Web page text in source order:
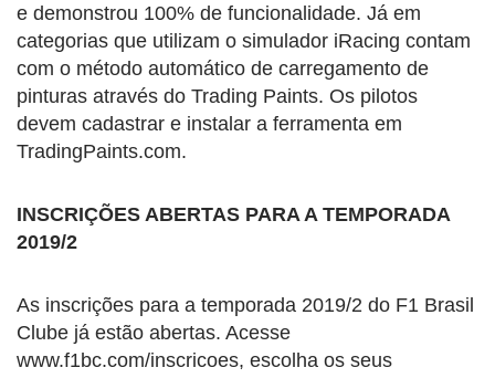
e demonstrou 100% de funcionalidade. Já em
categorias que utilizam o simulador iRacing contam
com o método automático de carregamento de
pinturas através do Trading Paints. Os pilotos
devem cadastrar e instalar a ferramenta em
TradingPaints.com.
INSCRIÇÕES ABERTAS PARA A TEMPORADA
2019/2
As inscrições para a temporada 2019/2 do F1 Brasil
Clube já estão abertas. Acesse
www.f1bc.com/inscricoes, escolha os seus